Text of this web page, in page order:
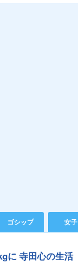
ゴシップ 女子
に 寺田心の生活